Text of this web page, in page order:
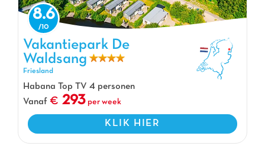
Vakantiepark De Waldsang, Vakantiepark Friesland
8.6
Vakantiepark De
Waldsang
Friesland
Habana Top TV 4 personen
Vanaf
293 per week
KLIK HIER